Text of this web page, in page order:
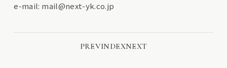
e-mail: mail@next-yk.co.jp
PREVINDEXNEXT